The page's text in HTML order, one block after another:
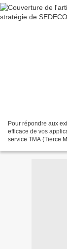
Pour répondre aux
efficace de vos
service TMA (Tierce